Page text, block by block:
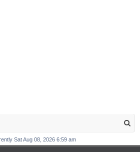
a
Sat Aug 08, 2026 6:59 am